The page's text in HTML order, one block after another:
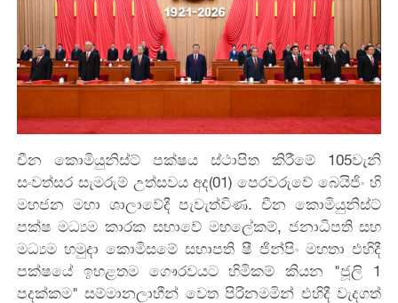
චීන කොමියුනිස්ට් පක්ෂය ස්ථාපිත කිරීමේ 105වැනි
සංවත්සර සැමරුම් උත්සවය අද(01) පෙරවරුවේ බෙයිජිං හි
මහජන මහා ශාලාවේදී පැවැත්විණ. චීන කොමියුනිස්ට්
පක්ෂ මධ්‍යම කාරක සභාවේ මහලේකම්, ජනාධිපති සහ
මධ්‍යම හමුදා කොමිසමේ සභාපති ෂී ජින්පිං මහතා එහිදී
පක්ෂයේ ඉහළතම ගෞරවයට හිමිකම් කියන "ජූලි 1
පදක්කම" සම්මානලාභීන් වෙත පිරිනමමින් එහිදී වැදගත්